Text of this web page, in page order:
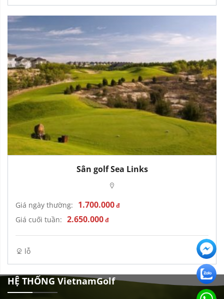
Sân golf Sea Links
Giá ngày thường: 1.700.000đ
Giá cuối tuần: 2.650.000đ
lỗ
HỆ THỐNG VietnamGolf